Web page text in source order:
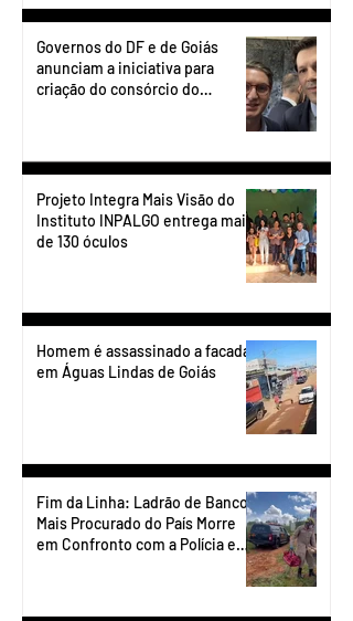
Governos do DF e de Goiás
anunciam a iniciativa para
criação do consórcio do
Projeto Integra Mais Visão do
Instituto INPALGO entrega mais
de 130 óculos
Homem é assassinado a facadas
em Águas Lindas de Goiás
Fim da Linha: Ladrão de Banco
Mais Procurado do País Morre
em Confronto com a Polícia em